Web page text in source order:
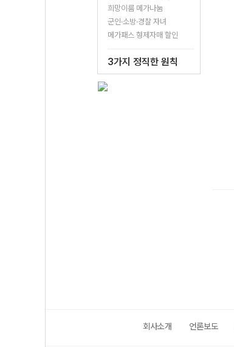
희망이룸 메가나눔
군인·소방·경찰 자녀
메가패스 형제자매 할인
3가지 정직한 원칙
회사소개 언론보도